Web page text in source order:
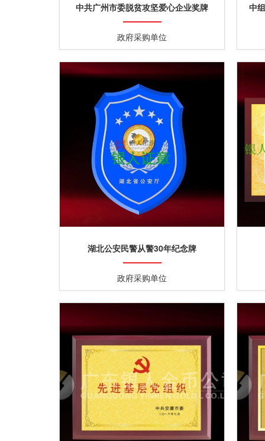
中共广州市委脱贫攻坚爱心企业奖牌
政府采购单位
中
湖北公安民警从警30年纪念牌
政府采购单位